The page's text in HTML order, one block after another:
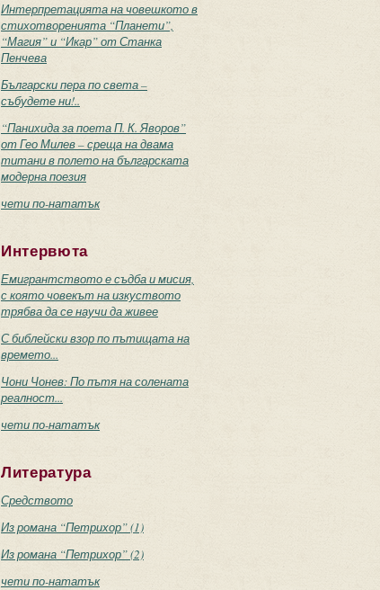
Интерпретацията на човешкото в
стихотворенията “Планети”,
“Магия” и “Икар” от Станка
Пенчева
Български пера по света –
събудете ни!..
“Панихида за поета П. К. Яворов”
от Гео Милев – среща на двама
титани в полето на българската
модерна поезия
чети по-нататък
Интервюта
Емигрантството е съдба и мисия,
с която човекът на изкуството
трябва да се научи да живее
С библейски взор по пътищата на
времето...
Чони Чонев: По пътя на солената
реалност...
чети по-нататък
Литература
Средството
Из романа “Петрихор” (1)
Из романа “Петрихор” (2)
чети по-нататък